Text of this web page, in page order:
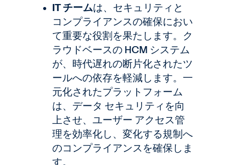
IT チームは、セキュリティと
コンプライアンスの確保におい
て重要な役割を果たします。ク
ラウドベースの HCM システム
が、時代遅れの断片化されたツ
ールへの依存を軽減します。一
元化されたプラットフォーム
は、データ セキュリティを向
上させ、ユーザー アクセス管
理を効率化し、変化する規制へ
のコンプライアンスを確保しま
す。